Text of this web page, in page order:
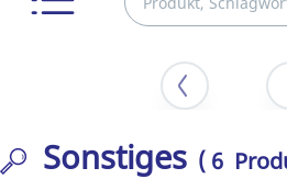
Sonstiges ( 6